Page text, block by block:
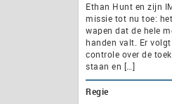
Ethan Hunt en zijn
missie tot nu toe:
wapen dat de hele
handen valt. Er
controle over de
staan en […]
Regie